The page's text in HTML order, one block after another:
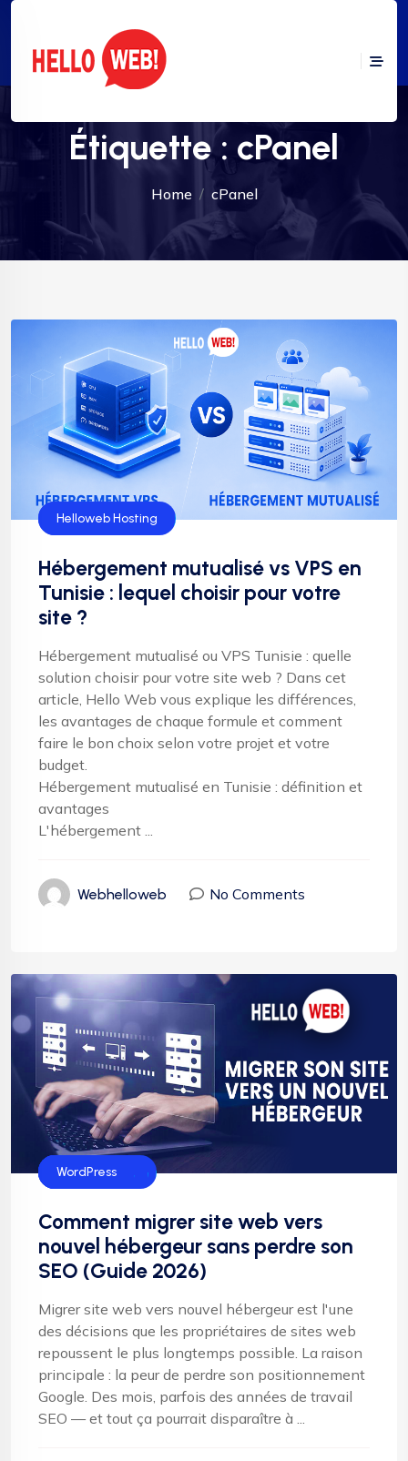
Étiquette : cPanel
Home cPanel
Hébergement
Helloweb Hosting
Hébergement mutualisé vs VPS en
Tunisie : lequel choisir pour votre
site ?
Hébergement mutualisé ou VPS Tunisie : quelle
solution choisir pour votre site web ? Dans cet
article, Hello Web vous explique les différences,
les avantages de chaque formule et comment
faire le bon choix selon votre projet et votre
budget.
Hébergement mutualisé en Tunisie : définition et
avantages
L'hébergement ...
Webhelloweb No Comments
Hébergement
SEO
Serveur web
WordPress
Comment migrer site web vers
nouvel hébergeur sans perdre son
SEO (Guide 2026)
Migrer site web vers nouvel hébergeur est l'une
des décisions que les propriétaires de sites web
repoussent le plus longtemps possible. La raison
principale : la peur de perdre son positionnement
Google. Des mois, parfois des années de travail
SEO — et tout ça pourrait disparaître à ...